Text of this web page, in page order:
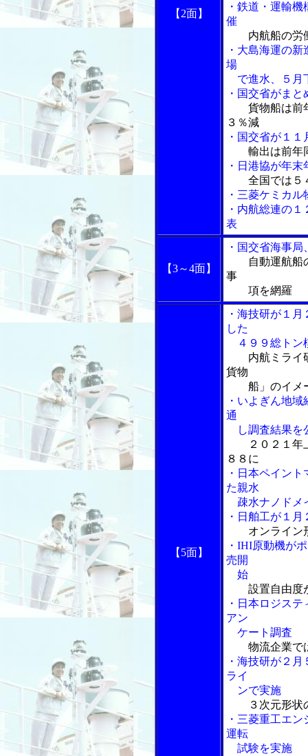
【2面】
・鉄道・運輸
催
内航船の労
・大島海運の
場
で進水、５月
・国交省がま
貨物船は前
３％減
・国交省が１
輸出は前年
・日港協が年
全国では５
・三菱ケミカ
・内航総連の
表
【3～4面】
・国交省海事
自動運航船
事
項を網羅
【5面】
・海技研が１
した
４９９総トン
内航ミライ
貨物
船」のイメ
・いよぎん地
通
し調査結果を
２０２１
８８に
・日本ペイン
た親水
疎水ナノドメ
・日舶工が１
オンライン
・IHI原動機が
売開
始
設置自由度
・日本ロジス
アン
ケート調査
物流企業で
・海技研が２
ライ
ンで実施
３次元形
・三菱重工エ
運転
試験を実施